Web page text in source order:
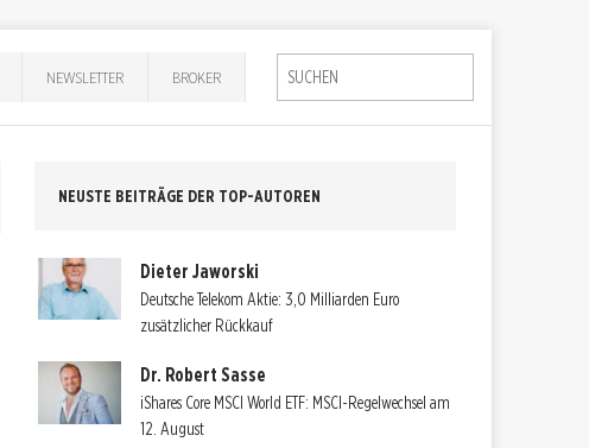
NEWSLETTER BROKER
NEUSTE BEITRÄGE DER TOP-AUTOREN
Dieter Jaworski
Deutsche Telekom Aktie: 3,0 Milliarden Euro
zusätzlicher Rückkauf
Dr. Robert Sasse
iShares Core MSCI World ETF: MSCI-Regelwechsel am
12. August